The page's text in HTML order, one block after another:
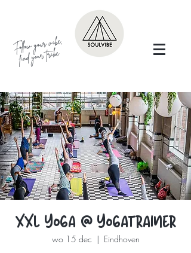
Follow your vibe,
find your tribe
XXL Yoga @ Yogatrainer
wo 15 dec
  |
Eindhoven